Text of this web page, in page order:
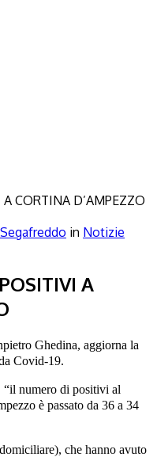
in Notizie
A
Ghedina, aggiorna la
Covid-19.
“il numero di positivi al
è passato da 36 a 34
che hanno avuto